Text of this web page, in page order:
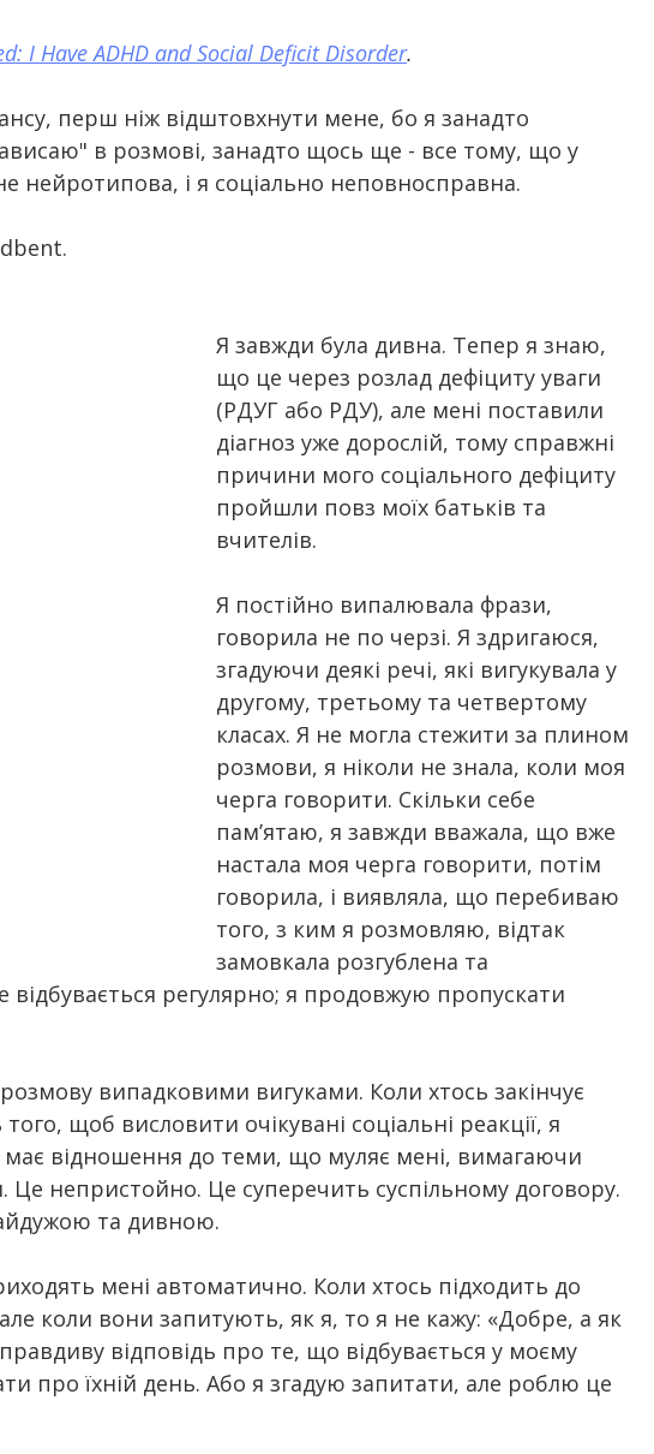
I Have ADHD and Social Deficit Disorder.
перш ніж відштовхнути мене, бо я занадто
в розмові, занадто щось ще - все тому, що у
нейротипова, і я соціально неповносправна.
Я завжди була дивна. Тепер я знаю,
що це через розлад дефіциту уваги
(РДУГ або РДУ), але мені поставили
діагноз уже дорослій, тому справжні
причини мого соціального дефіциту
пройшли повз моїх батьків та
вчителів.
Я постійно випалювала фрази,
говорила не по черзі. Я здригаюся,
згадуючи деякі речі, які вигукувала у
другому, третьому та четвертому
класах. Я не могла стежити за плином
розмови, я ніколи не знала, коли моя
черга говорити. Скільки себе
пам’ятаю, я завжди вважала, що вже
настала моя черга говорити, потім
говорила, і виявляла, що перебиваю
того, з ким я розмовляю, відтак
замовкала розгублена та
регулярно; я продовжую пропускати
випадковими вигуками. Коли хтось закінчує
щоб висловити очікувані соціальні реакції, я
відношення до теми, що муляє мені, вимагаючи
Це непристойно. Це суперечить суспільному договору.
та дивною.
мені автоматично. Коли хтось підходить до
коли вони запитують, як я, то я не кажу: «Добре, а як
відповідь про те, що відбувається у моєму
про їхній день. Або я згадую запитати, але роблю це